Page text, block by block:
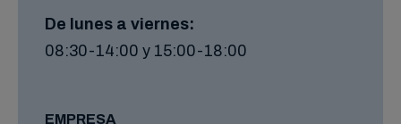
De lunes a viernes:
08:30-14:00 y 15:00-18:00
EMPRESA